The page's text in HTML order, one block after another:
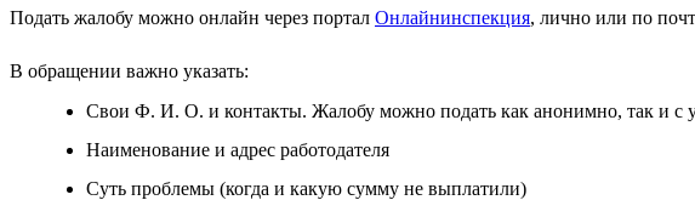
Подать жалобу можно онлайн через портал Онлайнинспекция, лично или по
В обращении важно указать:
Свои Ф. И. О. и контакты. Жалобу можно подать как анонимно, так и с
Наименование и адрес работодателя
Суть проблемы (когда и какую сумму не выплатили)